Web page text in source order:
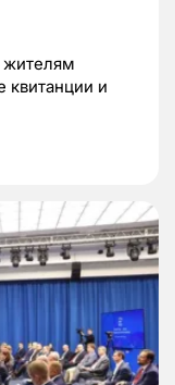
жителям
квитанции и